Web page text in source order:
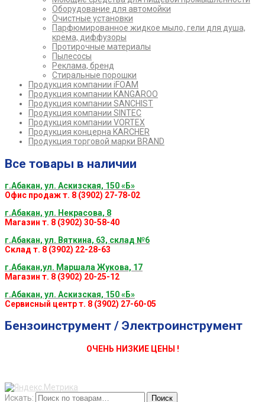
Оборудование для автомойки
Очистные установки
Парфюмированное жидкое мыло, гели для душа,
крема, диффузоры
Протирочные материалы
Пылесосы
Реклама, бренд
Стиральные порошки
Продукция компании iFOAM
Продукция компании KANGAROO
Продукция компании SANCHIST
Продукция компании SINTEC
Продукция компании VORTEX
Продукция концерна KARCHER
Продукция торговой марки BRAND
Все товары в наличии
г.Абакан, ул. Аскизская, 150 «Б»
Офис продаж т. 8 (3902) 27-78-02
г.Абакан, ул. Некрасова, 8
Магазин т. 8 (3902) 30-58-40
г.Абакан, ул. Вяткина, 63, склад №6
Склад т. 8 (3902) 22-28-63
г.Абакан,ул. Маршала Жукова, 17
Магазин т. 8 (3902) 20-25-12
г.Абакан, ул. Аскизская, 150 «Б»
Сервисный центр т. 8 (3902) 27-60-05
Бензоинструмент / Электроинструмент
ОЧЕНЬ НИЗКИЕ ЦЕНЫ !
Искать: Поиск